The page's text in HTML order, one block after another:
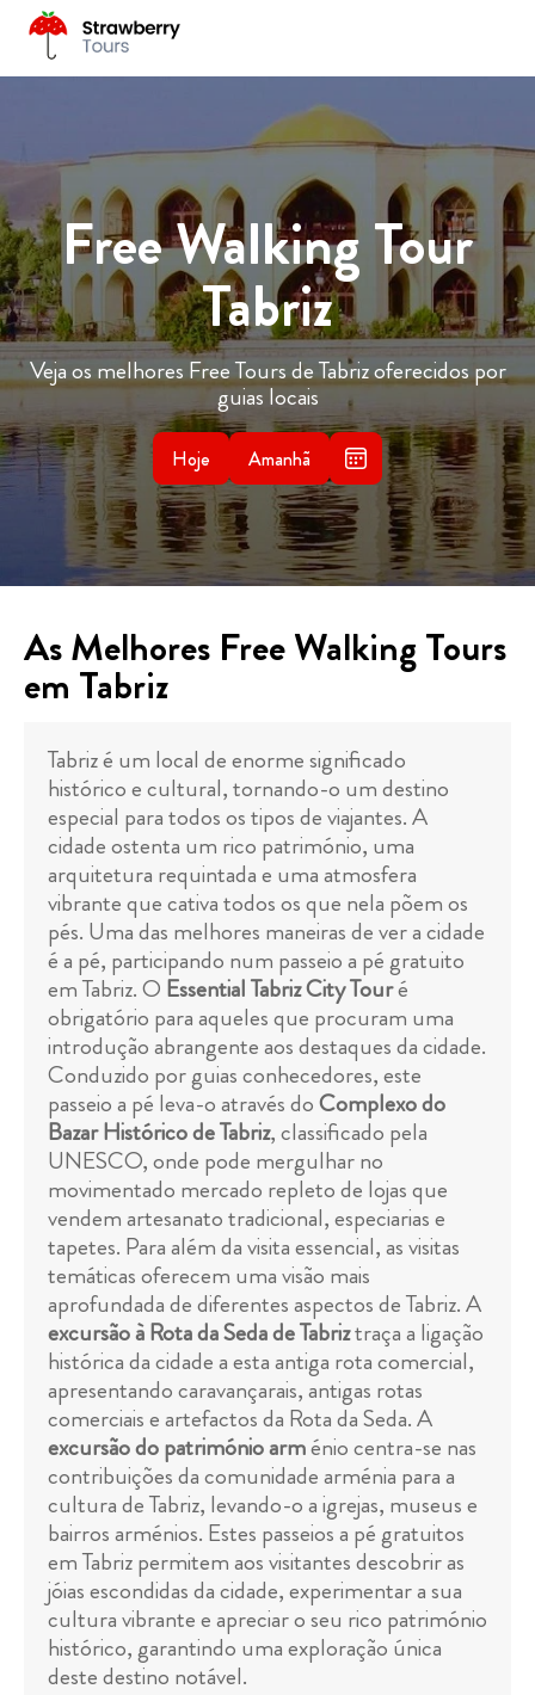
Free Walking Tour
Tabriz
Veja os melhores Free Tours de Tabriz oferecidos por
guias locais
Hoje Amanhã
As Melhores Free Walking Tours
em Tabriz
Tabriz é um local de enorme significado
histórico e cultural, tornando-o um destino
especial para todos os tipos de viajantes. A
cidade ostenta um rico património, uma
arquitetura requintada e uma atmosfera
vibrante que cativa todos os que nela põem os
pés. Uma das melhores maneiras de ver a cidade
é a pé, participando num passeio a pé gratuito
em Tabriz. O Essential Tabriz City Touré
obrigatório para aqueles que procuram uma
introdução abrangente aos destaques da cidade.
Conduzido por guias conhecedores, este
passeio a pé leva-o através doComplexo do
Bazar Histórico de Tabriz, classificado pela
UNESCO, onde pode mergulhar no
movimentado mercado repleto de lojas que
vendem artesanato tradicional, especiarias e
tapetes. Para além da visita essencial, as visitas
temáticas oferecem uma visão mais
aprofundada de diferentes aspectos de Tabriz. A
excursão à Rota da Seda de Tabriztraça a ligação
histórica da cidade a esta antiga rota comercial,
apresentando caravançarais, antigas rotas
comerciais e artefactos da Rota da Seda. A
excursão do património arménio centra-se nas
contribuições da comunidade arménia para a
cultura de Tabriz, levando-o a igrejas, museus e
bairros arménios. Estes passeios a pé gratuitos
em Tabriz permitem aos visitantes descobrir as
jóias escondidas da cidade, experimentar a sua
cultura vibrante e apreciar o seu rico património
histórico, garantindo uma exploração única
deste destino notável.